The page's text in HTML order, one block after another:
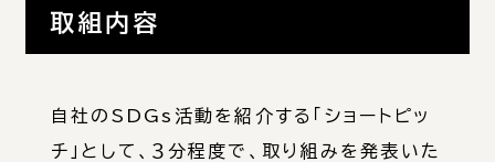
取組内容
自社のSDGs活動を紹介する「ショートピッ
チ」として、３分程度で、取り組みを発表いた